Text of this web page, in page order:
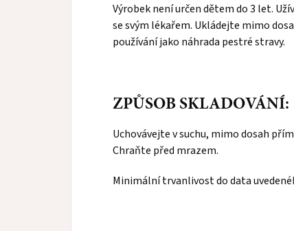
Výrobek není určen dětem do 3 let.
se svým lékařem. Ukládejte mimo
používání jako náhrada pestré stravy.
ZPŮSOB SKLADOVÁNÍ:
Uchovávejte v suchu, mimo dosah
Chraňte před mrazem.
Minimální trvanlivost do data